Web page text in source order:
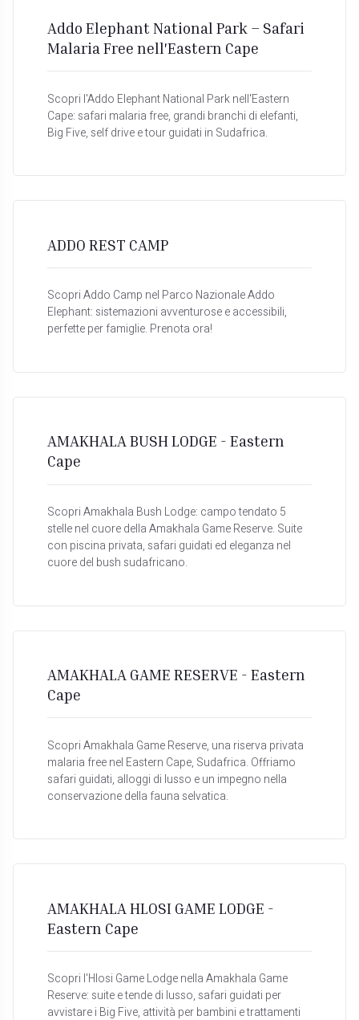
Addo Elephant National Park – Safari
Malaria Free nell'Eastern Cape
Scopri l'Addo Elephant National Park nell'Eastern
Cape: safari malaria free, grandi branchi di elefanti,
Big Five, self drive e tour guidati in Sudafrica.
ADDO REST CAMP
Scopri Addo Camp nel Parco Nazionale Addo
Elephant: sistemazioni avventurose e accessibili,
perfette per famiglie. Prenota ora!
AMAKHALA BUSH LODGE - Eastern
Cape
Scopri Amakhala Bush Lodge: campo tendato 5
stelle nel cuore della Amakhala Game Reserve. Suite
con piscina privata, safari guidati ed eleganza nel
cuore del bush sudafricano.
AMAKHALA GAME RESERVE - Eastern
Cape
Scopri Amakhala Game Reserve, una riserva privata
malaria free nel Eastern Cape, Sudafrica. Offriamo
safari guidati, alloggi di lusso e un impegno nella
conservazione della fauna selvatica.
AMAKHALA HLOSI GAME LODGE -
Eastern Cape
Scopri l'Hlosi Game Lodge nella Amakhala Game
Reserve: suite e tende di lusso, safari guidati per
avvistare i Big Five, attività per bambini e trattamenti